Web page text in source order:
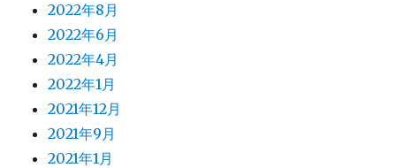
2022年8月
2022年6月
2022年4月
2022年1月
2021年12月
2021年9月
2021年1月